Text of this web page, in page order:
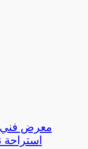
معرض فني
استراحة